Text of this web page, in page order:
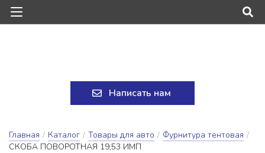
Написать нам
Главная / Каталог / Товары для авто / Фурнитура тентовая /
СКОБА ПОВОРОТНАЯ 19,53 ИМП